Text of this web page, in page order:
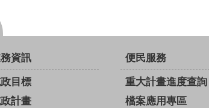
資訊
目標
計畫
便民服務
重大計畫進度查詢
檔案應用專區